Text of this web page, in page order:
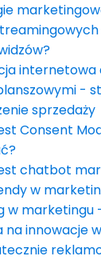
internetowa
-
sprzedaży
Consent
chatbot
w
w marketingu
na innowacje